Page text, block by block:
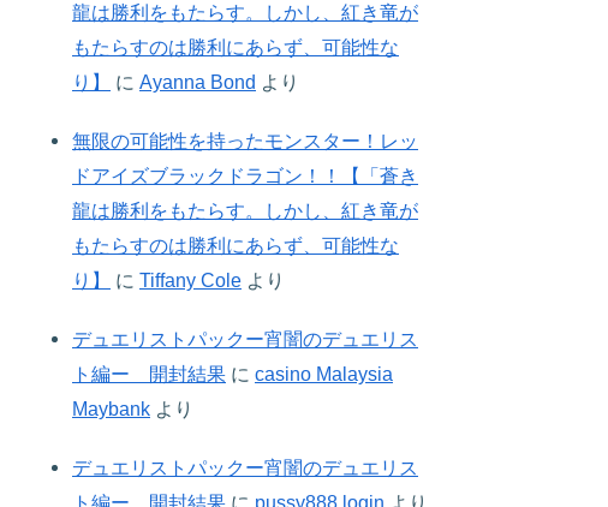
龍は勝利をもたらす。しかし、紅き竜が
もたらすのは勝利にあらず、可能性な
り】
に Ayanna Bond より
無限の可能性を持ったモンスター！レッ
ドアイズブラックドラゴン！！【「蒼き
龍は勝利をもたらす。しかし、紅き竜が
もたらすのは勝利にあらず、可能性な
り】
に Tiffany Cole より
デュエリストパックー宵闇のデュエリス
ト編ー 開封結果 に casino Malaysia
Maybank より
デュエリストパックー宵闇のデュエリス
ト編ー 開封結果 に pussy888 login より